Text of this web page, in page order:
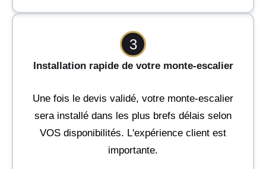
3
Installation rapide de votre monte-escalier
Une fois le devis validé, votre monte-escalier
sera installé dans les plus brefs délais selon
VOS disponibilités. L'expérience client est
importante.